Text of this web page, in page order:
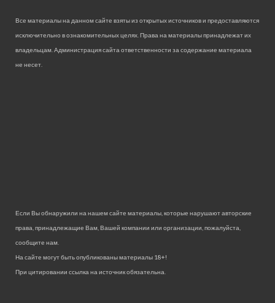
Все материалы на данном сайте взяты из открытых источников и предоставляются
исключительно в ознакомительных целях. Права на материалы принадлежат их
владельцам. Администрация сайта ответственности за содержание материала
не несет.
Если Вы обнаружили на нашем сайте материалы, которые нарушают авторские
права, принадлежащие Вам, Вашей компании или организации, пожалуйста,
сообщите нам.
На сайте могут быть опубликованы материалы 18+!
При цитировании ссылка на источник обязательна.